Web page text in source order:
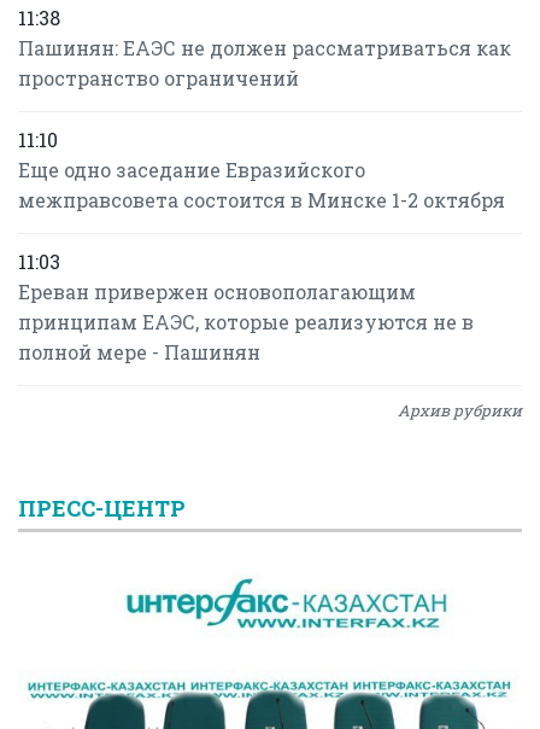
11:38
Пашинян: ЕАЭС не должен рассматриваться как
пространство ограничений
11:10
Еще одно заседание Евразийского
межправсовета состоится в Минске 1-2 октября
11:03
Ереван привержен основополагающим
принципам ЕАЭС, которые реализуются не в
полной мере - Пашинян
Архив рубрики
ПРЕСС-ЦЕНТР